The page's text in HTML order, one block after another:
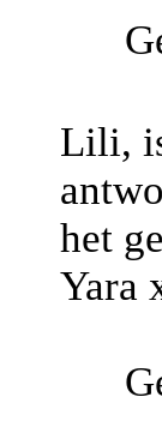
Lili,
het
Yara